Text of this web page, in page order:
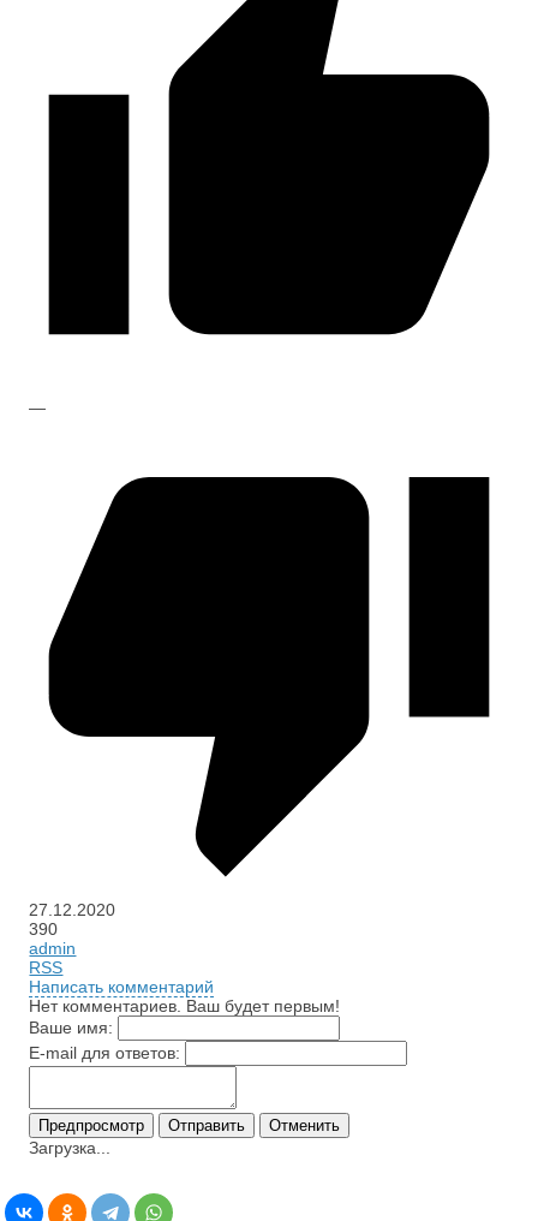
—
27.12.2020
390
admin
RSS
Написать комментарий
Нет комментариев. Ваш будет первым!
Ваше имя:
E-mail для ответов:
Загрузка...